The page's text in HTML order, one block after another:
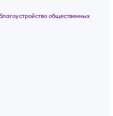
общественных